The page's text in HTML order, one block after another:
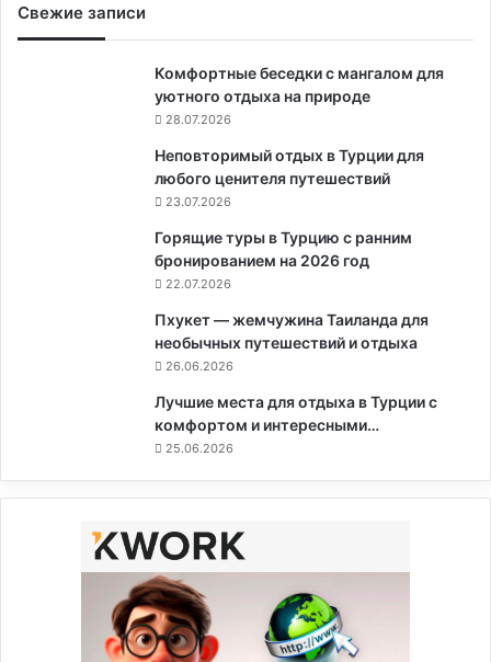
Свежие записи
Комфортные беседки с мангалом для
уютного отдыха на природе
28.07.2026
Неповторимый отдых в Турции для
любого ценителя путешествий
23.07.2026
Горящие туры в Турцию с ранним
бронированием на 2026 год
22.07.2026
Пхукет — жемчужина Таиланда для
необычных путешествий и отдыха
26.06.2026
Лучшие места для отдыха в Турции с
комфортом и интересными…
25.06.2026